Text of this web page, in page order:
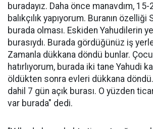
buradayız. Daha önce manavdım,
balıkçılık yapıyorum. Buranın özelliği
burada olması. Eskiden Yahudilerin
burasıydı. Burada gördüğünüz iş
Zamanla dükkana döndü bunlar.
hatırlıyorum, burada iki tane Yahudi
öldükten sonra evleri dükkana
dahil 7 gün açık burası. O yüzden
var burada" dedi.